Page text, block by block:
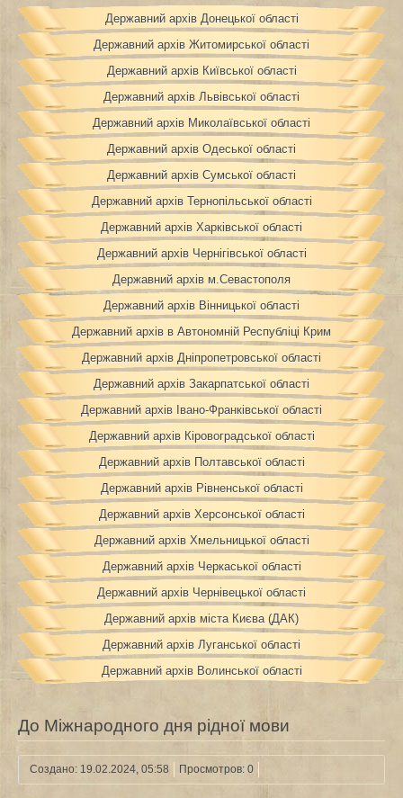
Державний архів Донецької області
Державний архів Житомирської області
Державний архів Київської області
Державний архів Львівської області
Державний архів Миколаївської області
Державний архів Одеської області
Державний архів Сумської області
Державний архів Тернопільської області
Державний архів Харківської області
Державний архів Чернігівської області
Державний архів м.Севастополя
Державний архів Вінницької області
Державний архів в Автономній Республіці Крим
Державний архів Дніпропетровської області
Державний архів Закарпатської області
Державний архів Івано-Франківської області
Державний архів Кіровоградської області
Державний архів Полтавської області
Державний архів Рівненської області
Державний архів Херсонської області
Державний архів Хмельницької області
Державний архів Черкаської області
Державний архів Чернівецької області
Державний архів міста Києва (ДАК)
Державний архів Луганської області
Державний архів Волинської області
До Міжнародного дня рідної мови
Создано: 19.02.2024, 05:58 Просмотров: 0